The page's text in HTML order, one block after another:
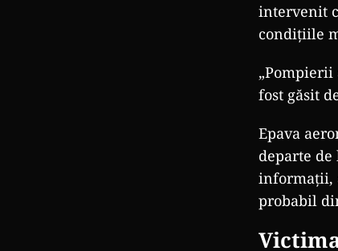
intervenit
condițiile
„Pompierii
fost găsit
Epava
departe
informații,
probabil